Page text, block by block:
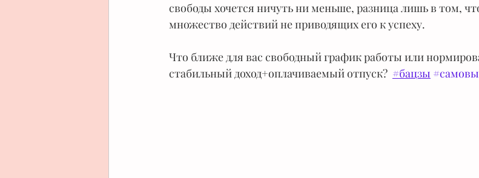
свободы хочется ничуть ни меньше, разница лишь в том,
множество действий не приводящих его к успеху.
Что ближе для вас свободный график работы или
стабильный доход+оплачиваемый отпуск? #бацзы